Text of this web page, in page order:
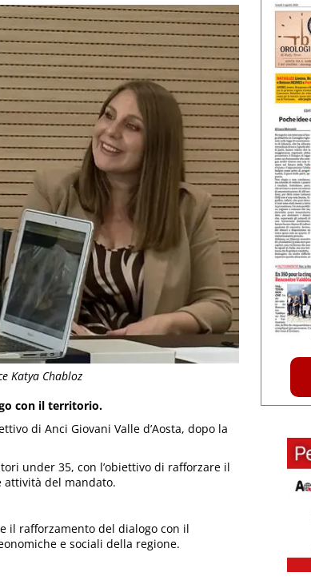
Katya Chabloz
con il territorio.
di Anci Giovani Valle d’Aosta, dopo la
under 35, con l’obiettivo di rafforzare il
attività del mandato.
il rafforzamento del dialogo con il
e sociali della regione.